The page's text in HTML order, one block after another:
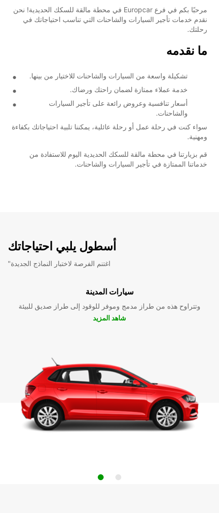
مرحبًا بكم في فرع Europcar في محطة مالقة للسكك الحديدية! نحن
نقدم خدمات تأجير السيارات والشاحنات التي تناسب احتياجاتك في
رحلتك.
ما نقدمه
تشكيلة واسعة من السيارات والشاحنات للاختيار من بينها.
خدمة عملاء ممتازة لضمان راحتك ورضاك.
أسعار تنافسية وعروض رائعة على تأجير السيارات
والشاحنات.
سواء كنت في رحلة عمل أو رحلة عائلية، يمكننا تلبية احتياجاتك بكفاءة
ومهنية.
قم بزيارتنا في محطة مالقة للسكك الحديدية اليوم للاستفادة من
خدماتنا الممتازة في تأجير السيارات والشاحنات.
أسطول يلبي احتياجاتك
"اغتنم الفرصة لاختبار النماذج الجديدة
سيارات المدينة
وتتراوح هذه من طراز مدمج وموفر للوقود إلى طراز صديق للبيئة
شاهد المزيد